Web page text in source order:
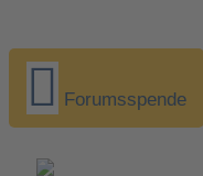
Forumsspende